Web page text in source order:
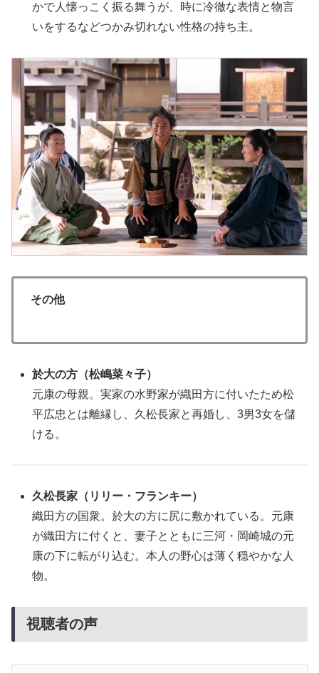
かで人懐っこく振る舞うが、時に冷徹な表情と物言
いをするなどつかみ切れない性格の持ち主。
その他
於大の方（松嶋菜々子）
元康の母親。実家の水野家が織田方に付いたため松
平広忠とは離縁し、久松長家と再婚し、3男3女を儲
ける。
久松長家（リリー・フランキー）
織田方の国衆。於大の方に尻に敷かれている。元康
が織田方に付くと、妻子とともに三河・岡崎城の元
康の下に転がり込む。本人の野心は薄く穏やかな人
物。
視聴者の声